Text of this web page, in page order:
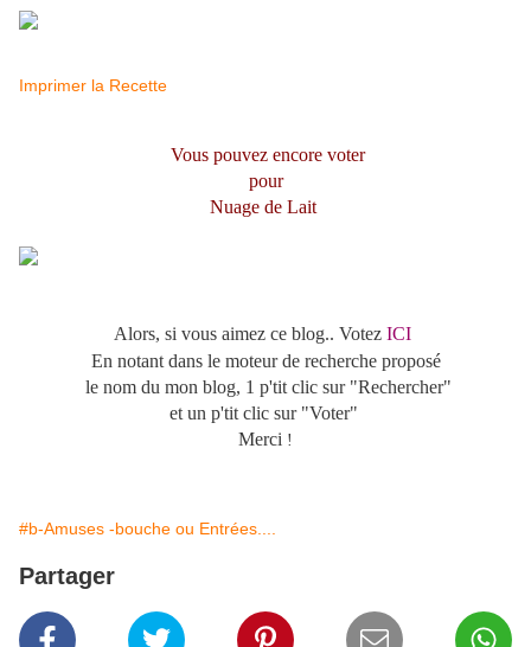
Imprimer la Recette
Vous pouvez encore voter
pour
Nuage de Lait
Alors, si vous aimez ce blog.. Votez ICI
En notant dans le moteur de recherche proposé
le nom du mon blog, 1 p'tit clic sur "Rechercher"
et un p'tit clic sur "Voter"
Merci !
#b-Amuses -bouche ou Entrées....
Partager